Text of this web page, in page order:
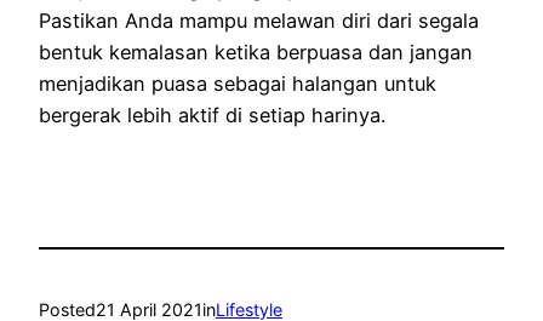
Pastikan Anda mampu melawan diri dari segala
bentuk kemalasan ketika berpuasa dan jangan
menjadikan puasa sebagai halangan untuk
bergerak lebih aktif di setiap harinya.
Posted21 April 2021inLifestyle